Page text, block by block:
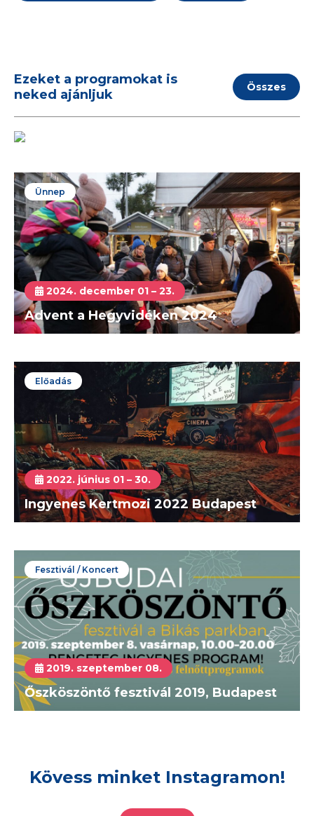
Ezeket a programokat is
neked ajánljuk
Összes
2019. november 07 – 10.
Őszi orchidea és bromélia kiállítás 2019
Budapest
Ünnep
2024. december 01 – 23.
Advent a Hegyvidéken 2024
Előadás
2022. június 01 – 30.
Ingyenes Kertmozi 2022 Budapest
Fesztivál / Koncert
2019. szeptember 08.
Őszköszöntő fesztivál 2019, Budapest
Kövess minket Instagramon!